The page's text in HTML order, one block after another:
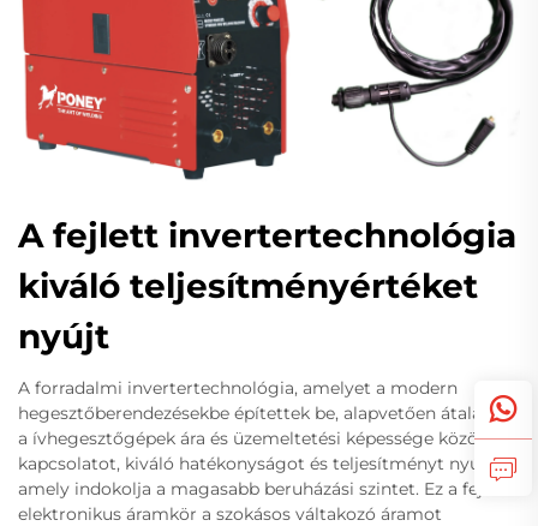
A fejlett invertertechnológia
kiváló teljesítményértéket
nyújt
A forradalmi invertertechnológia, amelyet a modern
hegesztőberendezésekbe építettek be, alapvetően átalakítja
a ívhegesztőgépek ára és üzemeltetési képessége közötti
kapcsolatot, kiváló hatékonyságot és teljesítményt nyújtva,
amely indokolja a magasabb beruházási szintet. Ez a fejlett
elektronikus áramkör a szokásos váltakozó áramot